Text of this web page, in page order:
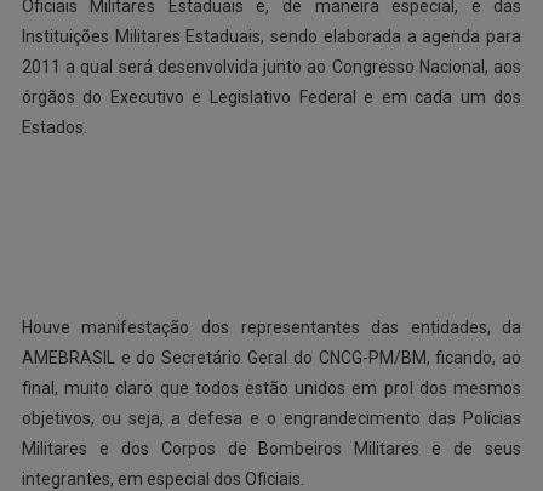
Oficiais Militares Estaduais e, de maneira especial, e das
Instituições Militares Estaduais, sendo elaborada a agenda para
2011 a qual será desenvolvida junto ao Congresso Nacional, aos
órgãos do Executivo e Legislativo Federal e em cada um dos
Estados.
Houve manifestação dos representantes das entidades, da
AMEBRASIL e do Secretário Geral do CNCG-PM/BM, ficando, ao
final, muito claro que todos estão unidos em prol dos mesmos
objetivos, ou seja, a defesa e o engrandecimento das Polícias
Militares e dos Corpos de Bombeiros Militares e de seus
integrantes, em especial dos Oficiais.